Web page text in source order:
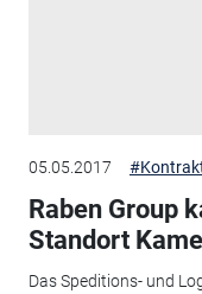
05.05.2017
Raben Group
Standort
Das Speditions- und